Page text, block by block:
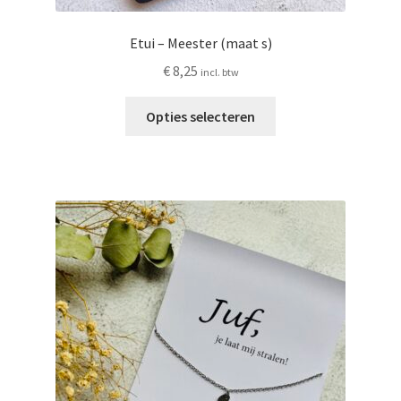
Etui – Meester (maat s)
€8,25 incl. btw
Opties selecteren
Deze
kan
gekozen
de
productpagina